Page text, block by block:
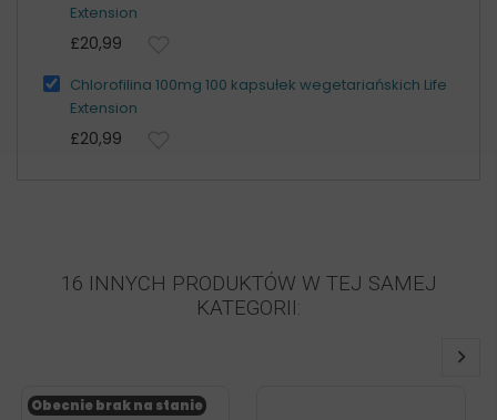
Extension
£20,99
Chlorofilina 100mg 100 kapsułek wegetariańskich Life
Extension
£20,99
16 INNYCH PRODUKTÓW W TEJ SAMEJ
KATEGORII:
Obecnie brak na stanie